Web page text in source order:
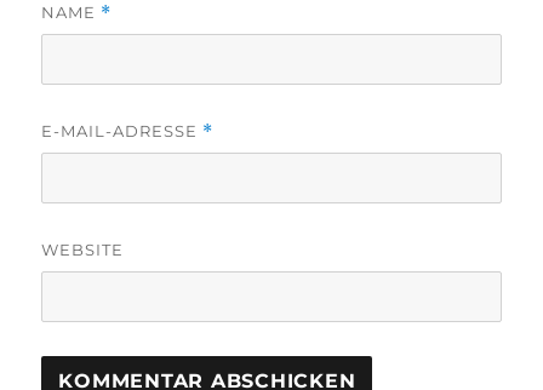
NAME *
E-MAIL-ADRESSE *
WEBSITE